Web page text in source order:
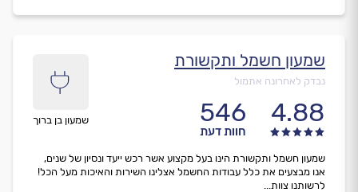
שמעון בן ברוך
שמעון חשמל ותקשורת
נבדק לאחרונה אתמול
4.88
546
חוות דעת
שמעון חשמל ותקשורת הינו בעל מקצוע אשר רכש ייעד ונסיון של שנים,
אנו מבצעים את כלל עבודות החשמל אצלינו השירות והאיכות מעל הכל!
לרשותנו צוות...